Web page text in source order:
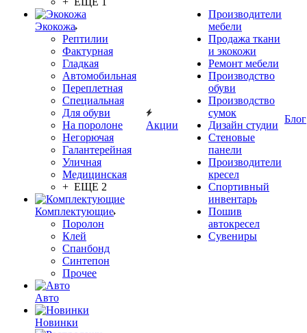
Экокожа
Рептилии
Фактурная
Гладкая
Автомобильная
Переплетная
Специальная
Для обуви
На поролоне
Негорючая
Галантерейная
Уличная
Медицинская
+ ЕЩЕ 2
Комплектующие
Поролон
Клей
Спанбонд
Синтепон
Прочее
Авто
Новинки
Акции
Производители
мебели
Продажа ткани
и экокожи
Ремонт мебели
Производство
обуви
Производство
сумок
Дизайн студии
Стеновые
панели
Производители
кресел
Спортивный
инвентарь
Пошив
автокресел
Сувениры
Блог